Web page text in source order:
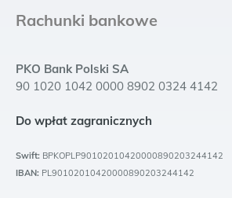
Rachunki bankowe
PKO Bank Polski SA
90 1020 1042 0000 8902 0324 4142
Do wpłat zagranicznych
Swift: BPKOPLP90102010420000890203244142
IBAN: PL90102010420000890203244142